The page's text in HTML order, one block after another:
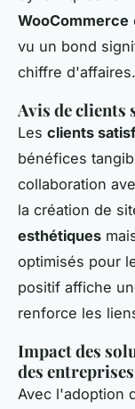
WooCommerce
vu un bond
chiffre d'affaires.
Avis de clients
Les clients
bénéfices
collaboration
la création de
esthétiques
optimisés pour
positif affiche
renforce les
Impact des
des entreprises
Avec l'adoption